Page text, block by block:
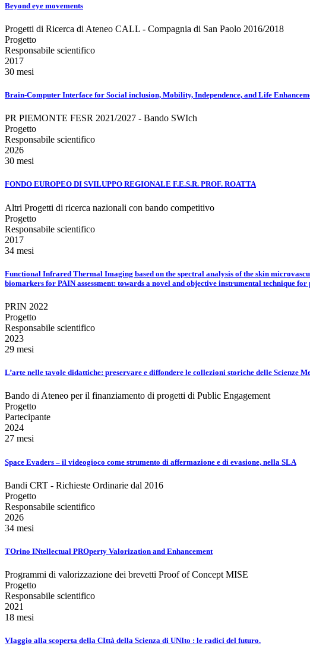
Beyond eye movements
Progetti di Ricerca di Ateneo CALL - Compagnia di San Paolo 2016/2018
Progetto
Responsabile scientifico
2017
30 mesi
Brain-Computer Interface for Social inclusion, Mobility, Independence, and Life
PR PIEMONTE FESR 2021/2027 - Bando SWIch
Progetto
Responsabile scientifico
2026
30 mesi
FONDO EUROPEO DI SVILUPPO REGIONALE F.E.S.R. PROF. ROATTA
Altri Progetti di ricerca nazionali con bando competitivo
Progetto
Responsabile scientifico
2017
34 mesi
Functional Infrared Thermal Imaging based on the spectral analysis of the skin
biomarkers for PAIN assessment: towards a novel and objective instrumental technique
PRIN 2022
Progetto
Responsabile scientifico
2023
29 mesi
L’arte nelle tavole didattiche: preservare e diffondere le collezioni storiche delle Scienze
Bando di Ateneo per il finanziamento di progetti di Public Engagement
Progetto
Partecipante
2024
27 mesi
Space Evaders – il videogioco come strumento di affermazione e di evasione, nella SLA
Bandi CRT - Richieste Ordinarie dal 2016
Progetto
Responsabile scientifico
2026
34 mesi
TOrino INtellectual PROperty Valorization and Enhancement
Programmi di valorizzazione dei brevetti Proof of Concept MISE
Progetto
Responsabile scientifico
2021
18 mesi
VIaggio alla scoperta della CIttà della Scienza di UNIto : le radici del futuro.